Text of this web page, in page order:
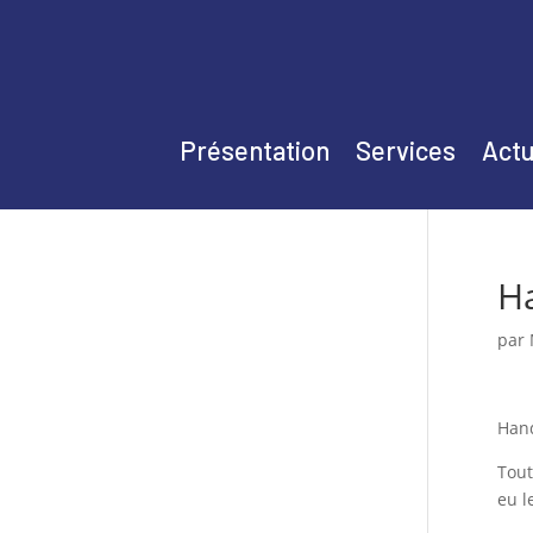
Présentation Services
par
eu